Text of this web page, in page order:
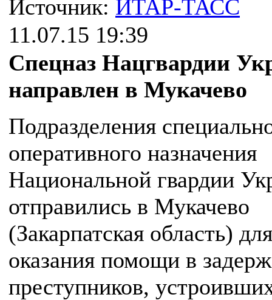
Источник: ИТАР-ТАСС
11.07.15 19:39
Спецназ Нацгвардии
направлен в Мукачево
Подразделения
оперативного назначения
Национальной гвардии
отправились в Мукачево
(Закарпатская область) для
оказания помощи в
преступников,